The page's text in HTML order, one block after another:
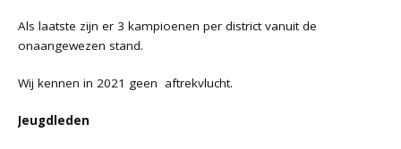
Als laatste zijn er 3 kampioenen per district vanuit de
onaangewezen stand.
Wij kennen in 2021 geen aftrekvlucht.
Jeugdleden